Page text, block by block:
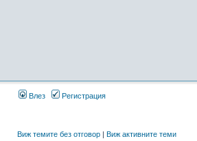
Влез Регистрация
Виж темите без отговор | Виж активните теми